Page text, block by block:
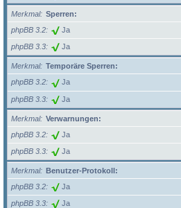
Merkmal
Sperren:
phpBB 3.2
Ja
phpBB 3.3 Ja
Merkmal
Temporäre Sperren:
phpBB 3.2
Ja
phpBB 3.3 Ja
Merkmal
Verwarnungen:
phpBB 3.2
Ja
phpBB 3.3 Ja
Merkmal
Benutzer-Protokoll:
phpBB 3.2
Ja
phpBB 3.3 Ja